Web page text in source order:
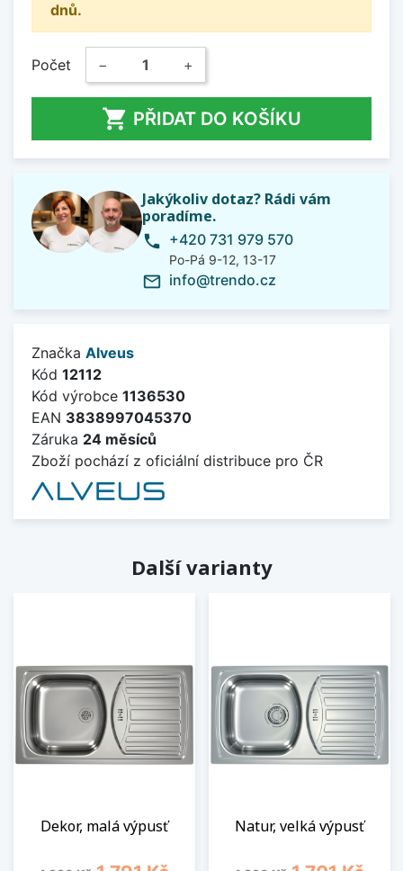
dnů.
Počet − +
 PŘIDAT DO KOŠÍKU
Jakýkoliv dotaz? Rádi vám
poradíme.
phone +420 731 979 570
Po-Pá 9-12, 13-17
mail_outline info@trendo.cz
Značka Alveus
Kód 12112
Kód výrobce 1136530
EAN 3838997045370
Záruka 24 měsíců
Zboží pochází z oficiální distribuce pro ČR
Další varianty
Dekor, malá výpusť Natur, velká výpusť